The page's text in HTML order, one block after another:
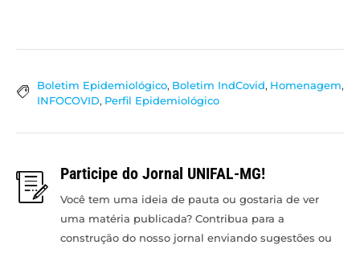
Boletim Epidemiológico, Boletim IndCovid, Homenagem,
INFOCOVID, Perfil Epidemiológico
Participe do Jornal UNIFAL-MG!
Você tem uma ideia de pauta ou gostaria de ver
uma matéria publicada? Contribua para a
construção do nosso jornal enviando sugestões ou